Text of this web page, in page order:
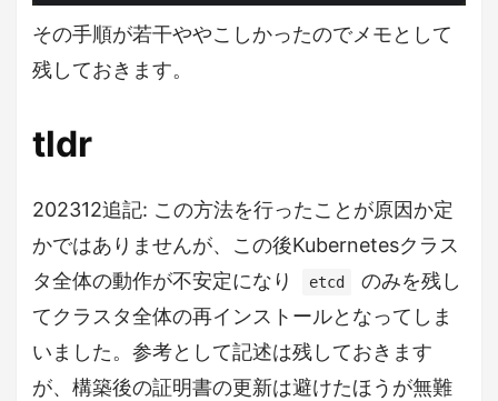
その手順が若干ややこしかったのでメモとして
残しておきます。
tldr
202312追記: この方法を行ったことが原因か定
かではありませんが、この後Kubernetesクラス
タ全体の動作が不安定になり
etcd
のみを残し
てクラスタ全体の再インストールとなってしま
いました。参考として記述は残しておきます
が、構築後の証明書の更新は避けたほうが無難